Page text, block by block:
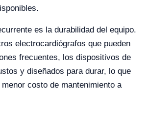
es la durabilidad del equipo.
electrocardiógrafos que pueden
frecuentes, los dispositivos de
y diseñados para durar, lo que
costo de mantenimiento a